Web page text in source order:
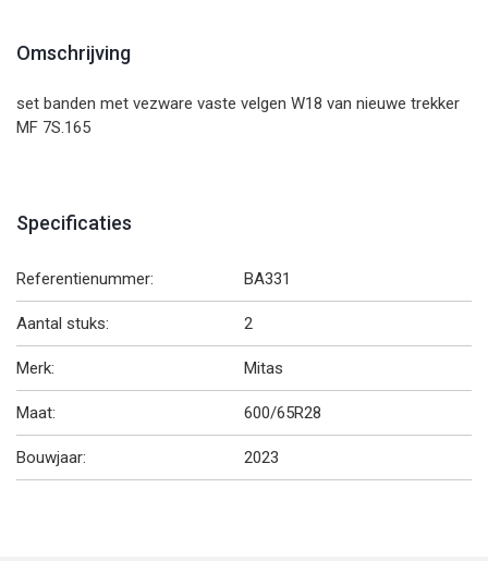
Omschrijving
set banden met vezware vaste velgen W18 van nieuwe trekker
MF 7S.165
Specificaties
Referentienummer: BA331
Aantal stuks: 2
Merk: Mitas
Maat: 600/65R28
Bouwjaar: 2023